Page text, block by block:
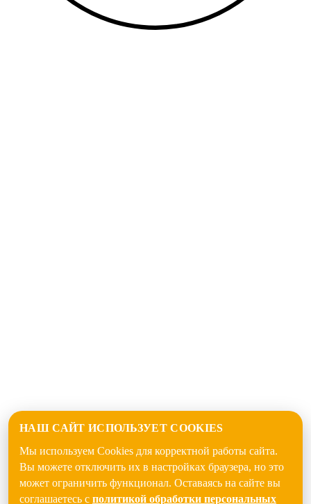
НАШ САЙТ ИСПОЛЬЗУЕТ COOKIES
Мы используем Cookies для корректной работы сайта.
Вы можете отключить их в настройках браузера, но это
может ограничить функционал. Оставаясь на сайте вы
соглашаетесь с политикой обработки персональных